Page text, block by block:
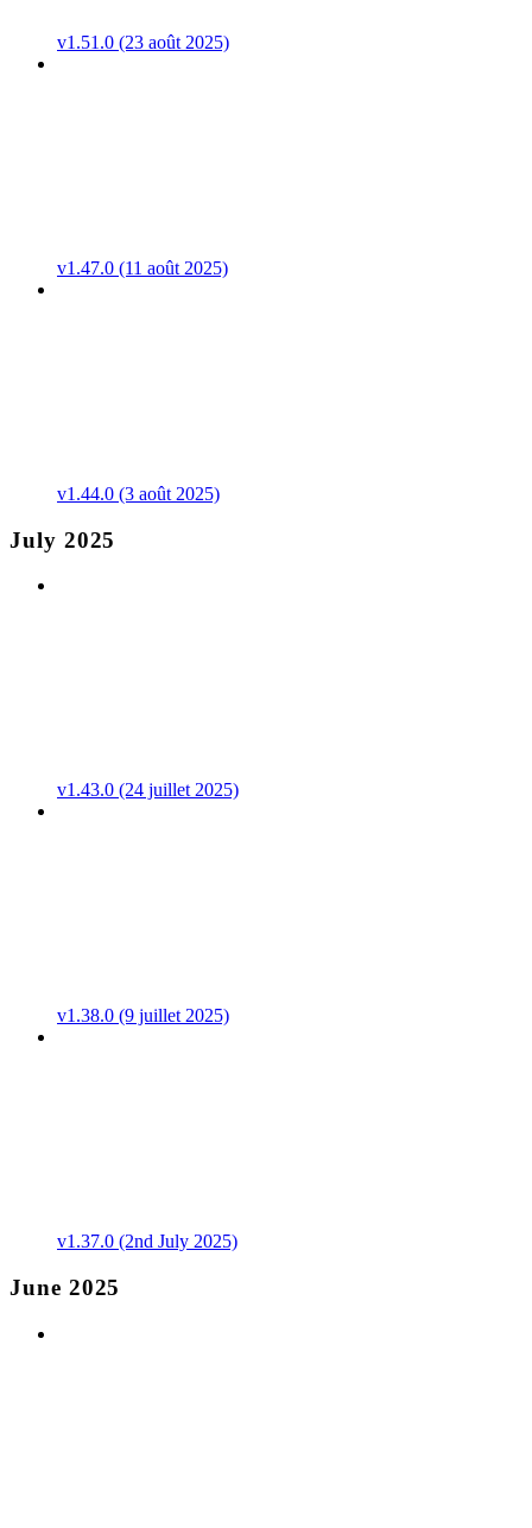
v1.51.0 (23 août 2025)
v1.47.0 (11 août 2025)
v1.44.0 (3 août 2025)
July 2025
v1.43.0 (24 juillet 2025)
v1.38.0 (9 juillet 2025)
v1.37.0 (2nd July 2025)
June 2025